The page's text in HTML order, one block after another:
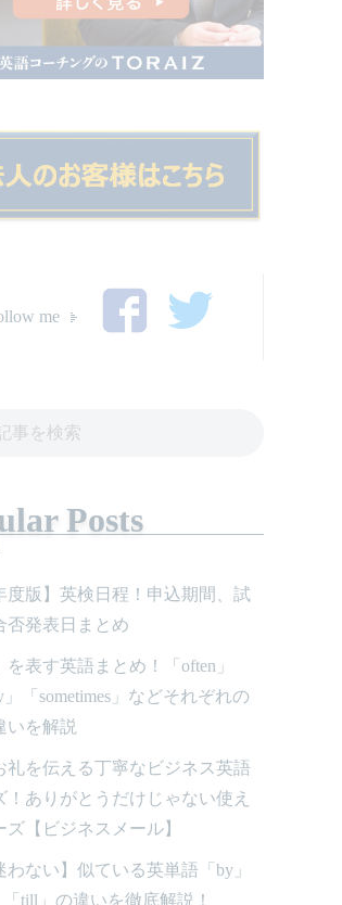
me
Posts
度版】英検日程！申込期間、試
否発表日まとめ
を表す英語まとめ！「often」
」「sometimes」などそれぞれの
いを解説
礼を伝える丁寧なビジネス英語
！ありがとうだけじゃない使え
ズ【ビジネスメール】
わない】似ている英単語「by」
「till」の違いを徹底解説！